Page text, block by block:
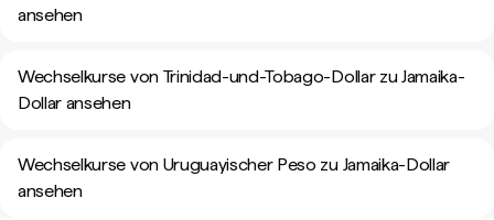
ansehen
Wechselkurse von Trinidad-und-Tobago-Dollar zu Jamaika-
Dollar ansehen
Wechselkurse von Uruguayischer Peso zu Jamaika-Dollar
ansehen